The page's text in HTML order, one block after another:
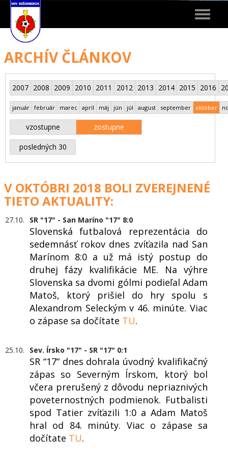
Toggle
ARCHÍV ČLÁNKOV
2007 2008 2009 2010 2011 2012 2013 2014 2015 2016
január február marec apríl máj jún júl august september október
vzostupne zostupne
posledných 30
V OKTÓBRI 2018 BOLI ZVEREJNENÉ
TIETO AKTUALITY:
27.10. SR "17" - San Maríno "17" 8:0
Slovenská futbalová reprezentácia do
sedemnásť rokov dnes zvíťazila nad San
Marínom 8:0 a už má istý postup do
druhej fázy kvalifikácie ME. Na výhre
Slovenska sa dvomi gólmi podieľal Adam
Matoš, ktorý prišiel do hry spolu s
Alexandrom Seleckým v 46. minúte. Viac
o zápase sa dočítate TU.
25.10. Sev. Írsko "17" - SR "17" 0:1
SR “17“ dnes dohrala úvodný kvalifikačný
zápas so Severným Írskom, ktorý bol
včera prerušený z dôvodu nepriaznivých
poveternostných podmienok. Futbalisti
spod Tatier zvíťazili 1:0 a Adam Matoš
hral od 84. minúty. Viac o zápase sa
dočítate TU.